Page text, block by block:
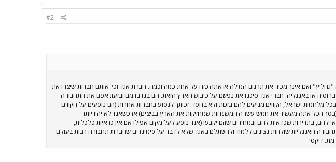
#2
ואם אינך מכיר את תרגום המילה אז אתה כזה על אחת כמה וכמה. חברת אגד וכל אותם חברות שיצרו את
או באנגליה. חברי אגד סיכנו את נפשם על כיבוש הארץ הזאת. הם בנו בדמם ובזעת אפם את התחבורה
מלחמות ישראל, הקווים מגיעים להם בזכות ולא בחסד. זכותך לנסוע בחברות אחרות (הם נוסעים על הקווים
הכל אתה מעשיר את חמש עשרה המשפחות שמחזיקות את הארץ בביצים) אז כשאגד לא יהיו יותר
להם, בתדירות שכדאית להם ובמחירים שהם יקבעו (אגד נוסע לעל מקום אפילו אם אין כדאיות כלכלית,
האנגליות שולחות נציגים ללמוד ולהשתלם באגד שלא לדבר על סימינרים שחברות תחבורה רבות בעולם
דיקסי